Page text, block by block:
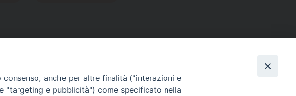
Direttore Responsabile Giuseppe Rabita
Direttore Amministrativo Salvatore Bruno
anche per altre finalità ("interazioni e
"targeting e pubblicità") come specificato nella